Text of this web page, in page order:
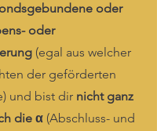
oder
oder
(egal aus welcher
der geförderten
und bist dir nicht ganz
die α (Abschluss- und